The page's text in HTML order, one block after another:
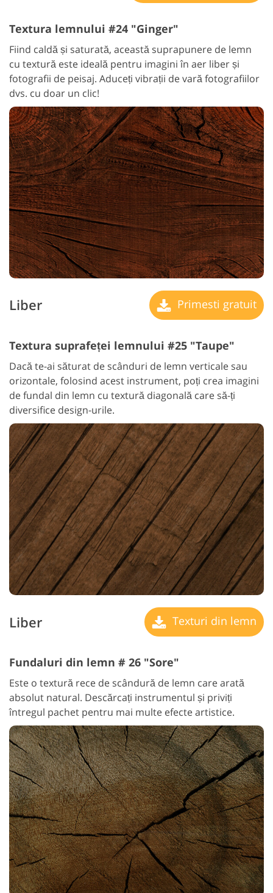
Textura lemnului #24 "Ginger"
Fiind caldă și saturată, această suprapunere de lemn
cu textură este ideală pentru imagini în aer liber și
fotografii de peisaj. Aduceți vibrații de vară fotografiilor
dvs. cu doar un clic!
Liber Primesti gratuit
Textura suprafeței lemnului #25 "Taupe"
Dacă te-ai săturat de scânduri de lemn verticale sau
orizontale, folosind acest instrument, poți crea imagini
de fundal din lemn cu textură diagonală care să-ți
diversifice design-urile.
Liber Texturi din lemn
Fundaluri din lemn # 26 "Sore"
Este o textură rece de scândură de lemn care arată
absolut natural. Descărcați instrumentul și priviți
întregul pachet pentru mai multe efecte artistice.